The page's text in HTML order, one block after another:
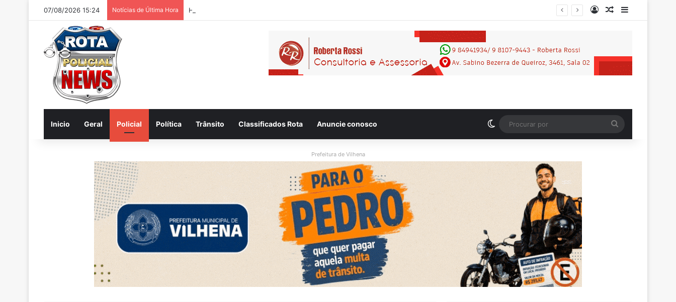
07/08/2026 15:24 Notícias de Última Hora Homem é preso após ser flagrado repassando porção de maconha a garoto de 14 anos em praça de Vilhena EntrarArtigo aleatório
Inicio Geral Policial Política Trânsito Classificados Rota Anuncie conosco Switch skin
por
Prefeitura de Vilhena